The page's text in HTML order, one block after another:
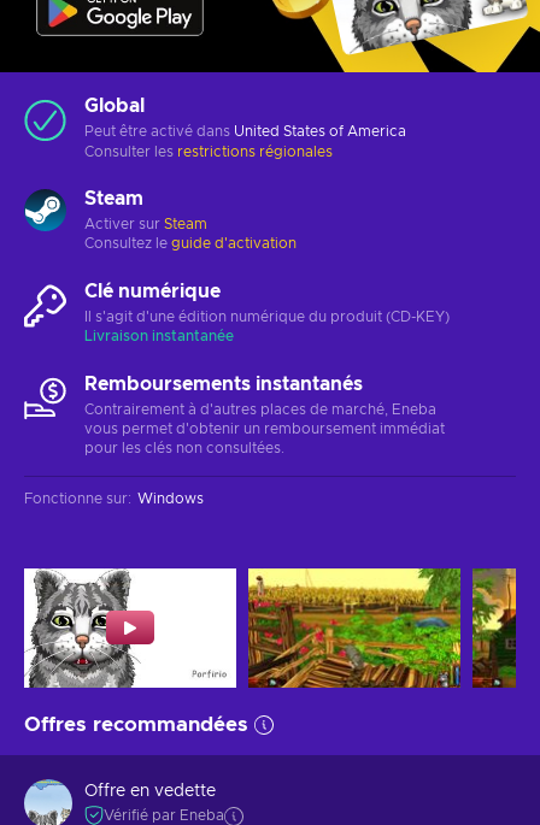
Global
Peut être activé dans United States of America
Consulter les restrictions régionales
Steam
Activer sur Steam
Consultez le guide d'activation
Clé numérique
Il s'agit d'une édition numérique du produit (CD-KEY)
Livraison instantanée
Remboursements instantanés
Contrairement à d'autres places de marché, Eneba
vous permet d'obtenir un remboursement immédiat
pour les clés non consultées.
Fonctionne sur: Windows
Offres recommandées
Offre en vedette
Vérifié par Eneba